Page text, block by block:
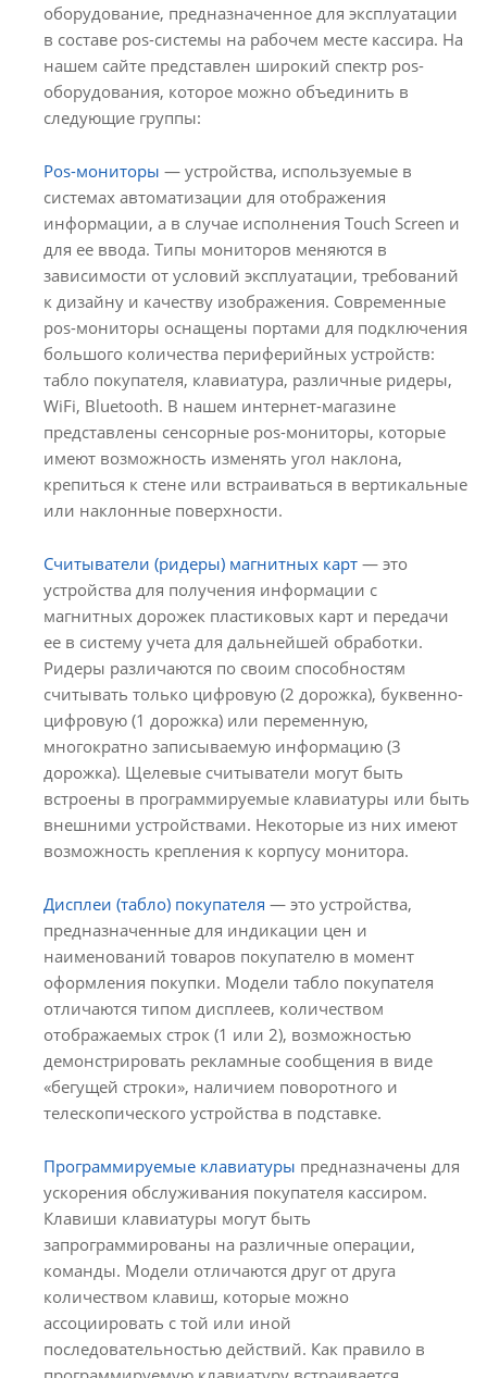
оборудование, предназначенное для эксплуатации
в составе pos-системы на рабочем месте кассира. На
нашем сайте представлен широкий спектр pos-
оборудования, которое можно объединить в
следующие группы:
Pos-мониторы — устройства, используемые в
системах автоматизации для отображения
информации, а в случае исполнения Touch Screen и
для ее ввода. Типы мониторов меняются в
зависимости от условий эксплуатации, требований
к дизайну и качеству изображения. Современные
pos-мониторы оснащены портами для подключения
большого количества периферийных устройств:
табло покупателя, клавиатура, различные ридеры,
WiFi, Bluetooth. В нашем интернет-магазине
представлены сенсорные pos-мониторы, которые
имеют возможность изменять угол наклона,
крепиться к стене или встраиваться в вертикальные
или наклонные поверхности.
Считыватели (ридеры) магнитных карт — это
устройства для получения информации с
магнитных дорожек пластиковых карт и передачи
ее в систему учета для дальнейшей обработки.
Ридеры различаются по своим способностям
считывать только цифровую (2 дорожка), буквенно-
цифровую (1 дорожка) или переменную,
многократно записываемую информацию (3
дорожка). Щелевые считыватели могут быть
встроены в программируемые клавиатуры или быть
внешними устройствами. Некоторые из них имеют
возможность крепления к корпусу монитора.
Дисплеи (табло) покупателя — это устройства,
предназначенные для индикации цен и
наименований товаров покупателю в момент
оформления покупки. Модели табло покупателя
отличаются типом дисплеев, количеством
отображаемых строк (1 или 2), возможностью
демонстрировать рекламные сообщения в виде
«бегущей строки», наличием поворотного и
телескопического устройства в подставке.
Программируемые клавиатуры предназначены для
ускорения обслуживания покупателя кассиром.
Клавиши клавиатуры могут быть
запрограммированы на различные операции,
команды. Модели отличаются друг от друга
количеством клавиш, которые можно
ассоциировать с той или иной
последовательностью действий. Как правило в